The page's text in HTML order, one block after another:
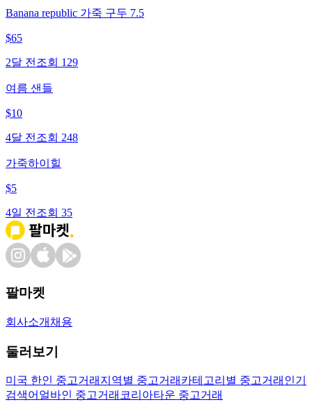
Banana republic 가죽 구두 7.5
$65
2달 전 조회 129
여름 샌들
$10
4달 전 조회 248
가죽하이힐
$5
4일 전 조회 35
팔마켓
회사소개 채용
둘러보기
미국 한인 중고거래 지역별 중고거래 카테고리별 중고거래 인기
검색어 얼바인 중고거래 코리아타운 중고거래